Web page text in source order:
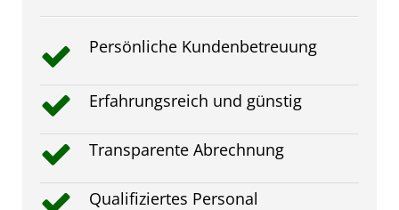
Persönliche Kundenbetreuung
Erfahrungsreich und günstig
Transparente Abrechnung
Qualifiziertes Personal